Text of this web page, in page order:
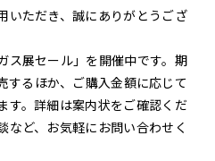
いただき、誠にありがとうござ
ス展セール」を開催中です。期
するほか、ご購入金額に応じて
す。詳細は案内状をご確認くだ
など、お気軽にお問い合わせく